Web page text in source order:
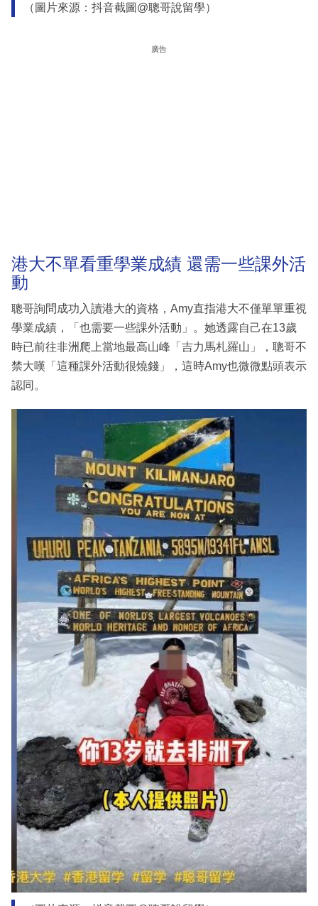
（圖片來源：抖音截圖@聰哥說留學）
廣告
港大不單看重學業成績 還需一些課外活
動
聰哥詢問成功入讀港大的資格，Amy直指港大不僅單單重視
學業成績，「也需要一些課外活動」。她透露自己在13歲
時已前往非洲爬上當地最高山峰「吉力馬札羅山」，聰哥不
禁大嘆「這種課外活動很燒錢」，這時Amy也微微點頭表示
認同。